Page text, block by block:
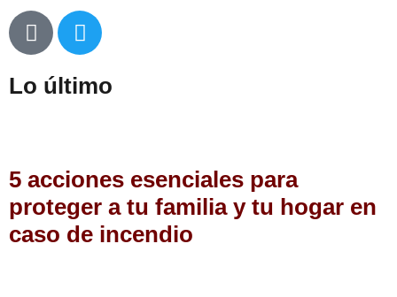
Lo último
5 acciones esenciales para
proteger a tu familia y tu hogar en
caso de incendio